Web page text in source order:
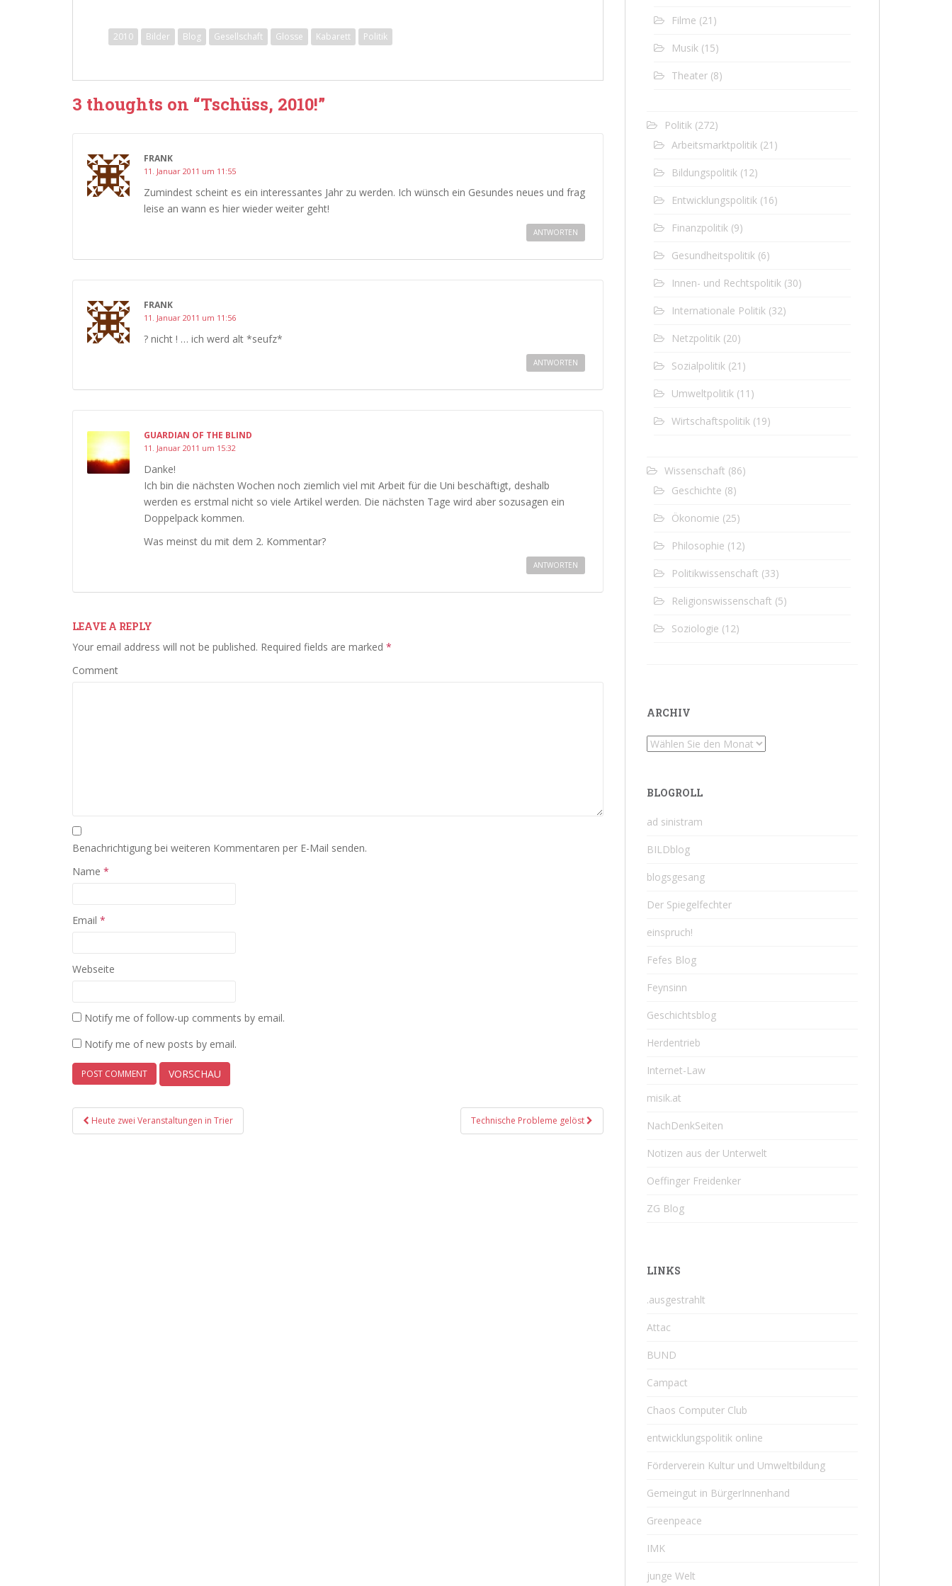
2010 Bilder Blog Gesellschaft Glosse Kabarett Politik
3 thoughts on “Tschüss, 2010!”
FRANK
11. Januar 2011 um 11:55
Zumindest scheint es ein interessantes Jahr zu werden. Ich wünsch ein Gesundes neues und frag
leise an wann es hier wieder weiter geht!
ANTWORTEN
FRANK
11. Januar 2011 um 11:56
? nicht ! … ich werd alt *seufz*
ANTWORTEN
GUARDIAN OF THE BLIND
11. Januar 2011 um 15:32
Danke!
Ich bin die nächsten Wochen noch ziemlich viel mit Arbeit für die Uni beschäftigt, deshalb
werden es erstmal nicht so viele Artikel werden. Die nächsten Tage wird aber sozusagen ein
Doppelpack kommen.
Was meinst du mit dem 2. Kommentar?
ANTWORTEN
LEAVE A REPLY
Your email address will not be published. Required fields are marked *
Comment
Benachrichtigung bei weiteren Kommentaren per E-Mail senden.
Name *
Email *
Webseite
Notify me of follow-up comments by email.
Notify me of new posts by email.
Post
navigation
Heute zwei Veranstaltungen in Trier Technische Probleme gelöst
Filme (21)
Musik (15)
Theater (8)
Politik (272)
Arbeitsmarktpolitik (21)
Bildungspolitik (12)
Entwicklungspolitik (16)
Finanzpolitik (9)
Gesundheitspolitik (6)
Innen- und Rechtspolitik (30)
Internationale Politik (32)
Netzpolitik (20)
Sozialpolitik (21)
Umweltpolitik (11)
Wirtschaftspolitik (19)
Wissenschaft (86)
Geschichte (8)
Ökonomie (25)
Philosophie (12)
Politikwissenschaft (33)
Religionswissenschaft (5)
Soziologie (12)
ARCHIV
Archiv
BLOGROLL
ad sinistram
BILDblog
blogsgesang
Der Spiegelfechter
einspruch!
Fefes Blog
Feynsinn
Geschichtsblog
Herdentrieb
Internet-Law
misik.at
NachDenkSeiten
Notizen aus der Unterwelt
Oeffinger Freidenker
ZG Blog
LINKS
.ausgestrahlt
Attac
BUND
Campact
Chaos Computer Club
entwicklungspolitik online
Förderverein Kultur und Umweltbildung
Gemeingut in BürgerInnenhand
Greenpeace
IMK
junge Welt